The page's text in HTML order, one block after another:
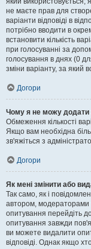
не маєте прав для
варіанти відповіді в
потрібно вводити в
встановити кількість
при голосуванні за
голосування в днях (0
зміни варіанту, за який
Догори
Чому я не можу додати
Обмеження кількості
Якщо вам необхідна
зв'яжіться з
Догори
Як мені змінити або
Так само, як і
автором, модераторами
опитування перейдіть
опитування завжди
ви можете видалити
відповіді. Однак якщо